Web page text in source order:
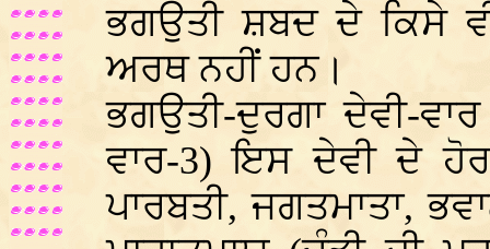
ਭਗਉਤੀ ਸ਼ਬਦ ਦੇ ਕਿਸੇ
ਅਰਥ ਨਹੀਂ ਹਨ।
ਭਗਉਤੀ-ਦੁਰਗਾ ਦੇਵੀ-
ਵਾਰ-3) ਇਸ ਦੇਵੀ ਦੇ
ਪਾਰਬਤੀ, ਜਗਤਮਾਤਾ,